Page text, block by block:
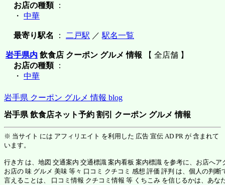
お店の種類：
・ 中華
最寄り駅名 ： 二戸駅 ／ 駅名一覧
岩手県内 飲食店 クーポン グルメ 情報 【 全店舗 】
お店の種類：
・ 中華
岩手県 クーポン グルメ 情報 blog
岩手県 飲食店ネット予約 割引 クーポン グルメ 情報
※ 当サイト には アフィリエイト を利用した 広告 宣伝 AD PR が 含まれて
います。
行き方 は、地図 交通案内 交通標識 案内看板 案内標識 を参考に、お店へア
お店の 味 グルメ 美味 等々 口コミ クチコミ 感想 評価 評判 は、個人の判断
言えることは、 口コミ情報 クチコミ情報 等 くちこみ を信じるかは、あな